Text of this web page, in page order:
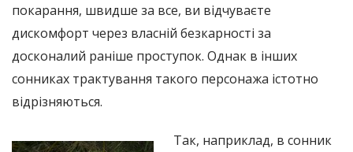
покарання, швидше за все, ви відчуваєте
дискомфорт через власній безкарності за
досконалий раніше проступок. Однак в інших
сонниках трактування такого персонажа істотно
відрізняються.
Так, наприклад, в сонник